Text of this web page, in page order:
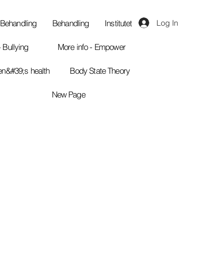
Behandling Behandling Institutet
Bullying More info - Empower
health Body State Theory
New Page
Log In